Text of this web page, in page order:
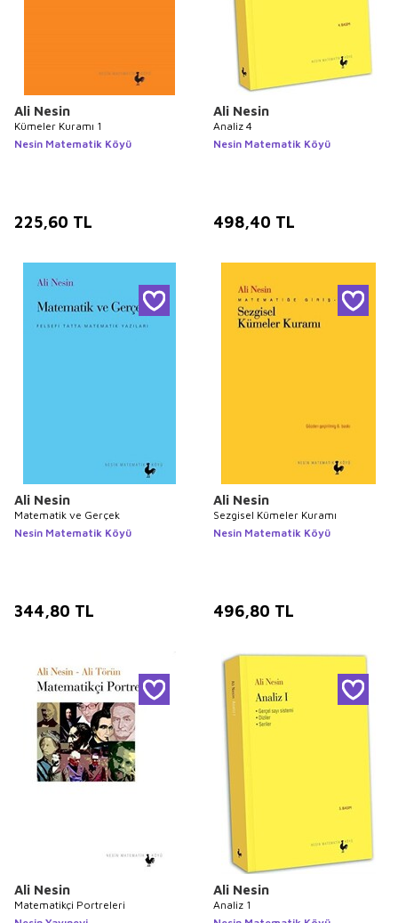
Ali Nesin
Kümeler Kuramı 1
Nesin Matematik Köyü
225,60 TL
Ali Nesin
Analiz 4
Nesin Matematik Köyü
498,40 TL
Ali Nesin
Matematik ve Gerçek
Nesin Matematik Köyü
344,80 TL
Ali Nesin
Sezgisel Kümeler Kuramı
Nesin Matematik Köyü
496,80 TL
Ali Nesin
Matematikçi Portreleri
Ali Nesin
Analiz 1